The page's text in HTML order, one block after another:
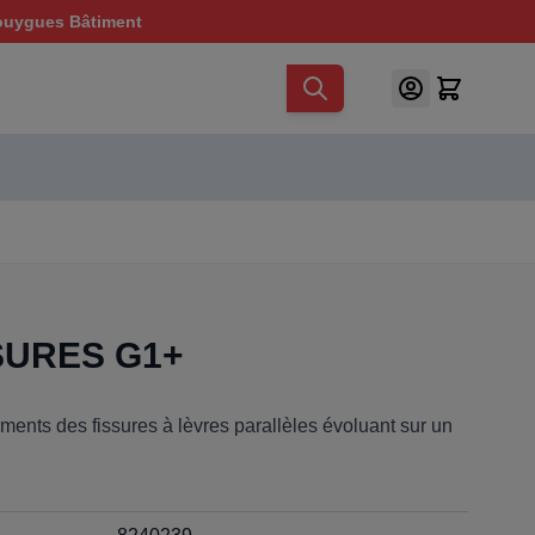
Bâtiment
G1+
des fissures à lèvres parallèles évoluant sur un